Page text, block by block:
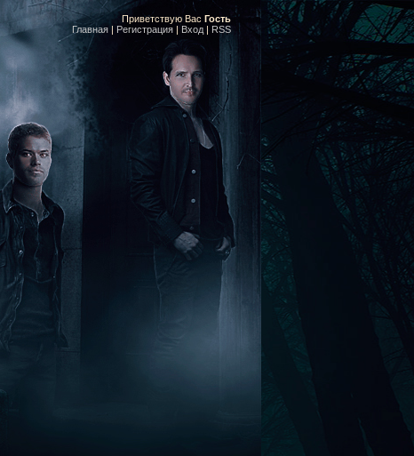
Приветствую Вас Гость
Главная | Регистрация | Вход | RSS